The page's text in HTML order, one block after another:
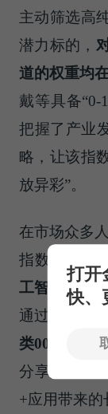
主动筛选高
潜力标的，
道的权重均
戴等具备“0-
把握了产业
略，让该指
放异彩”。
在市场众多
指数的
工智能行业
通过
人工智
类008020，
分享算力板
+应用带来的
打开
快、